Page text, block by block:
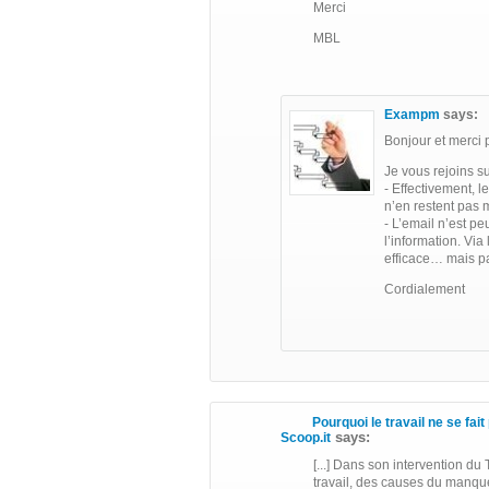
Merci
MBL
Exampm says:
Bonjour et merci
Je vous rejoins
- Effectivement,
n’en restent pas
- L’email n’est
l’information.
efficace… mais
Cordialement
Pourquoi le travail ne se
Scoop.it says:
[...] Dans son intervention
travail, des causes du